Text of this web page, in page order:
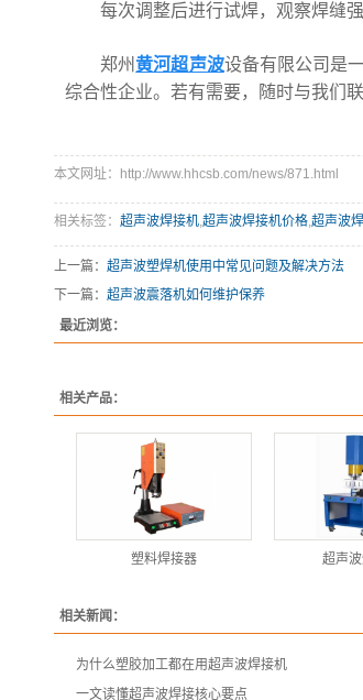
每次调整后进行试焊，观察焊缝强
郑州黄河超声波设备有限公司是
综合性企业。若有需要，随时与我们
本文网址：http://www.hhcsb.com/news/871.html
相关标签： 超声波焊接机,超声波焊接机价格,超声波
上一篇： 超声波塑焊机使用中常见问题及解决方法
下一篇： 超声波震落机如何维护保养
最近浏览：
相关产品：
塑料焊接器 超声
相关新闻：
为什么塑胶加工都在用超声波焊接机
一文读懂超声波焊接核心要点